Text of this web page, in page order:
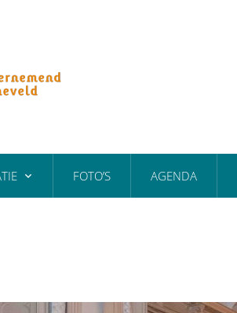
FOTO’S AGENDA